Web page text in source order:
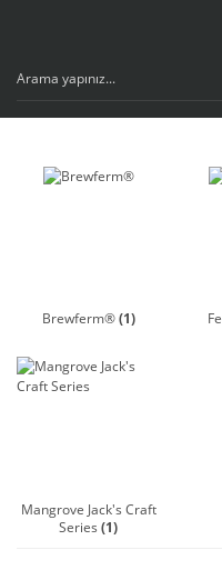
Brewferm®(1)
Mangrove Jack's Craft
Series(1)